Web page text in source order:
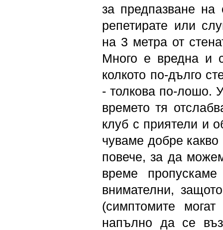
за предпазване на
репетирате или
на 3 метра от
Много е вредна и
колкото по-дълго
- толкова по-лошо.
времето тя
клуб с приятели и
чуваме добре
повече, за да
време
внимателни,
(симптомите
напълно да се